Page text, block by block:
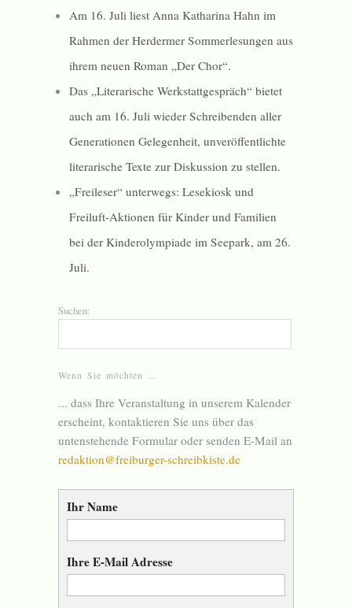
Am 16. Juli liest Anna Katharina Hahn im
Rahmen der Herdermer Sommerlesungen aus
ihrem neuen Roman „Der Chor“.
Das „Literarische Werkstattgespräch“ bietet
auch am 16. Juli wieder Schreibenden aller
Generationen Gelegenheit, unveröffentlichte
literarische Texte zur Diskussion zu stellen.
„Freileser“ unterwegs: Lesekiosk und
Freiluft-Aktionen für Kinder und Familien
bei der Kinderolympiade im Seepark, am 26.
Juli.
Suchen:
Wenn Sie möchten …
... dass Ihre Veranstaltung in unserem Kalender
erscheint, kontaktieren Sie uns über das
untenstehende Formular oder senden E-Mail an
redaktion@freiburger-schreibkiste.de
Ihr Name
Ihre E-Mail Adresse